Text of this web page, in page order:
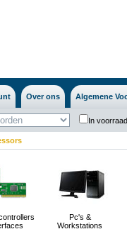
Over ons Algemene
In
Pc's &
Workstations